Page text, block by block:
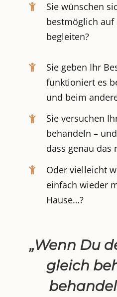
Sie wünschen
bestmöglich auf
begleiten?
Sie geben Ihr
funktioniert es
und beim
Sie versuchen
behandeln –
dass genau
Oder vielleicht
einfach wieder
Hause…?
„Wenn Du
gleich